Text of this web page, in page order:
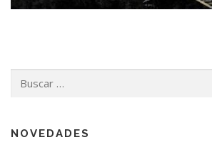
NOVEDADES